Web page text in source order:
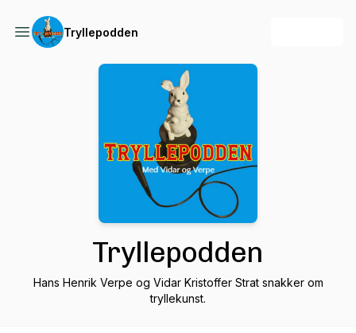
Tryllepodden
Tryllepodden
Hans Henrik Verpe og Vidar Kristoffer Strat snakker om
tryllekunst.